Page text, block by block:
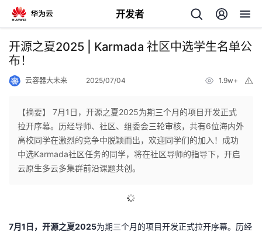
开发者
返
回
个
人
页
我
开
的
我
开源之夏2025 | Karmada 社区中选学生名单公
布！
云容器大未来 2025/07/04 1.9w+
【摘要】 7月1日，开源之夏2025为期三个月的项目开发正式
拉开序幕。历经导师、社区、组委会三轮审核，共有6位海内外
高校同学在激烈的竞争中脱颖而出，欢迎同学们的加入！成功
中选Karmada社区任务的同学，将在社区导师的指导下，开启
云原生多云多集群前沿课题共创。
7月1日，开源之夏2025为期三个月的项目开发正式拉开序幕。历经